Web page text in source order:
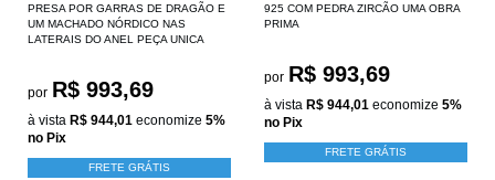
PRESA POR GARRAS DE DRAGÃO E
UM MACHADO NÓRDICO NAS
LATERAIS DO ANEL PEÇA UNICA
por R$ 993,69
à vista R$ 944,01 economize 5%
no Pix
FRETE GRÁTIS
925 COM PEDRA ZIRCÃO UMA OBRA
PRIMA
por R$ 993,69
à vista R$ 944,01 economize 5%
no Pix
FRETE GRÁTIS